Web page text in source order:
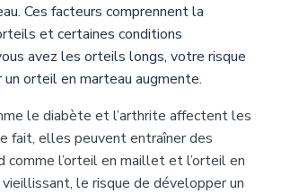
Ces facteurs comprennent la
et certaines conditions
avez les orteils longs, votre risque
orteil en marteau augmente.
le diabète et l’arthrite affectent les
fait, elles peuvent entraîner des
comme l’orteil en maillet et l’orteil en
vieillissant, le risque de développer un